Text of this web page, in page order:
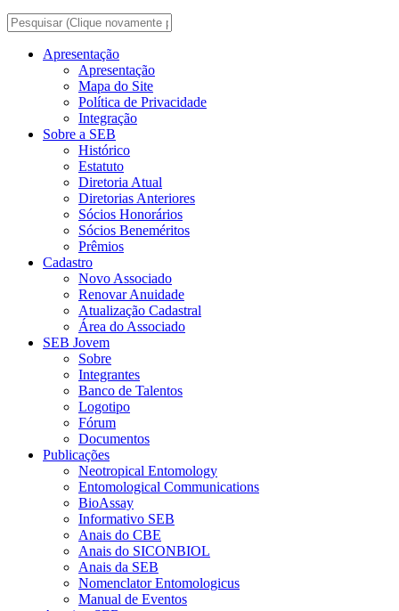
Apresentação
Apresentação
Mapa do Site
Política de Privacidade
Integração
Sobre a SEB
Histórico
Estatuto
Diretoria Atual
Diretorias Anteriores
Sócios Honorários
Sócios Beneméritos
Prêmios
Cadastro
Novo Associado
Renovar Anuidade
Atualização Cadastral
Área do Associado
SEB Jovem
Sobre
Integrantes
Banco de Talentos
Logotipo
Fórum
Documentos
Publicações
Neotropical Entomology
Entomological Communications
BioAssay
Informativo SEB
Anais do CBE
Anais do SICONBIOL
Anais da SEB
Nomenclator Entomologicus
Manual de Eventos